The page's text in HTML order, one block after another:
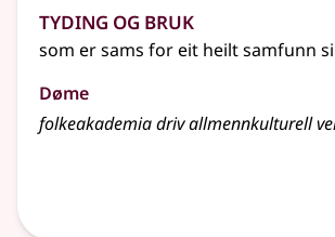
Tyding og bruk
som er sams for eit heilt samfunn
Døme
folkeakademia driv allmennkulturell